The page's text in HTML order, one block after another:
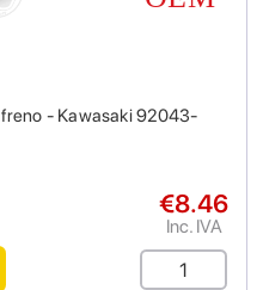
- Kawasaki 92043-
€8.46
Inc. IVA